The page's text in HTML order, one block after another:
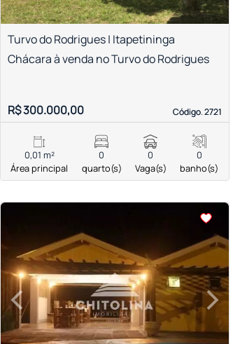
Turvo do Rodrigues | Itapetininga
Código. 2721
Código. 2721
Chácara à venda no Turvo do Rodrigues
R$ 300.000,00
0,01 m²
Área principal
0
quarto(s)
0
Vaga(s)
0
banho(s)
<
‹Previous ›
Next